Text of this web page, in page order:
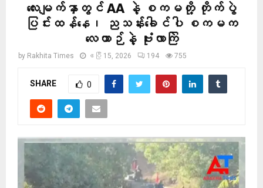
လေးမျက်နှာတွင် AA နဲ့ စကမတို့ တိုက်ပွဲ
ပြင်းထန်နေ၊ ညသန်းခေါင်ပါ စကမက
လေယာဉ်နဲ့ ဗုံးလာကြဲ
by Rakhita Times ဧပြီ 15, 2026 194 755
SHARE 0